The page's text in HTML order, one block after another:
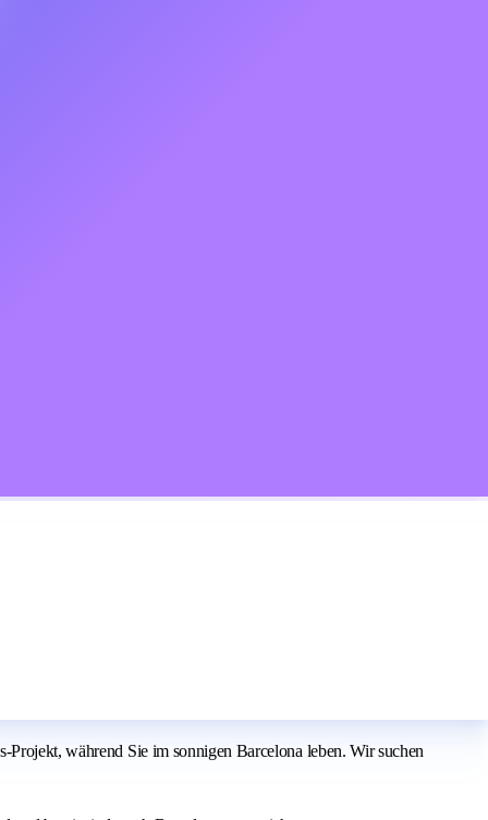
während Sie im sonnigen Barcelona leben. Wir suchen